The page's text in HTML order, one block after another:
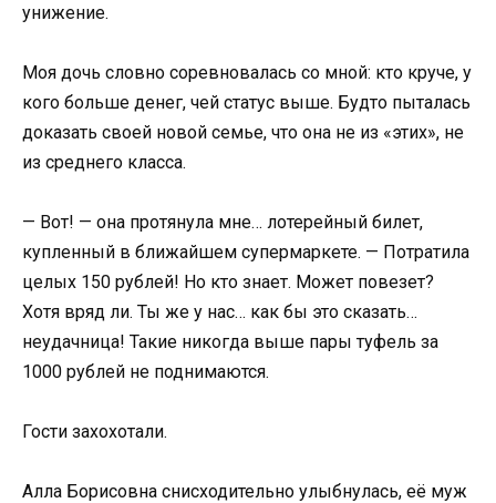
унижение.
Моя дочь словно соревновалась со мной: кто круче, у
кого больше денег, чей статус выше. Будто пыталась
доказать своей новой семье, что она не из «этих», не
из среднего класса.
— Вот! — она протянула мне… лотерейный билет,
купленный в ближайшем супермаркете. — Потратила
целых 150 рублей! Но кто знает. Может повезет?
Хотя вряд ли. Ты же у нас… как бы это сказать…
неудачница! Такие никогда выше пары туфель за
1000 рублей не поднимаются.
Гости захохотали.
Алла Борисовна снисходительно улыбнулась, её муж